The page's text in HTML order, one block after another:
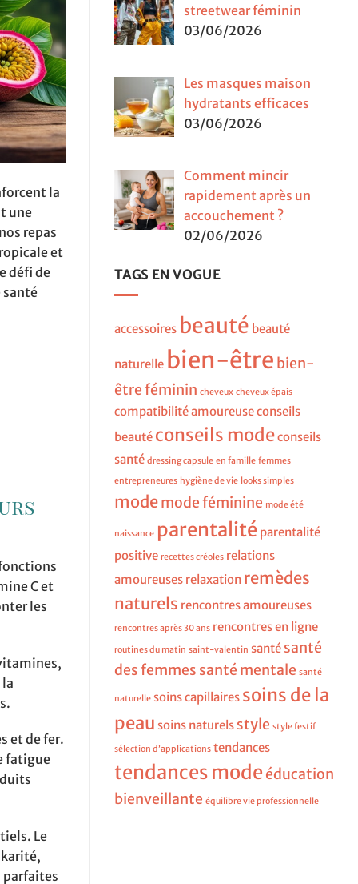
la
une
repas
et
défi de
santé
C et
les
et de fer.
fatigue
Le
streetwear féminin
03/06/2026
Les masques maison
hydratants efficaces
03/06/2026
Comment mincir
rapidement après un
accouchement ?
02/06/2026
TAGS EN VOGUE
accessoires beauté beauté
naturelle bien-être bien-
être féminin cheveux cheveux épais
compatibilité amoureuseconseils
beauté conseils modeconseils
santé dressing capsule en famille femmes
entrepreneures hygiène de vie looks simples
modemode féminine mode été
naissance parentalité parentalité
positive recettes créoles relations
amoureuses relaxation remèdes
naturels rencontres amoureuses
rencontres après 30 ans rencontres en ligne
routines du matin saint-valentin santé santé
des femmes santé mentale santé
naturelle soins capillaires soins de la
peau soins naturels style style festif
sélection d’applications tendances
tendances mode éducation
bienveillante équilibre vie professionnelle